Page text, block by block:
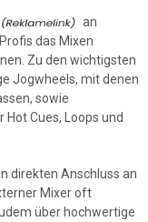
an
das Mixen
Zu den wichtigsten
Jogwheels, mit denen
sowie
Cues, Loops und
direkten Anschluss an
Mixer oft
über hochwertige